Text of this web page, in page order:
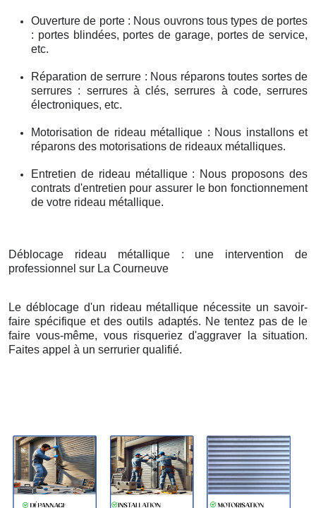
Ouverture de porte : Nous ouvrons tous types de portes
: portes blindées, portes de garage, portes de service,
etc.
Réparation de serrure : Nous réparons toutes sortes de
serrures : serrures à clés, serrures à code, serrures
électroniques, etc.
Motorisation de rideau métallique : Nous installons et
réparons des motorisations de rideaux métalliques.
Entretien de rideau métallique : Nous proposons des
contrats d'entretien pour assurer le bon fonctionnement
de votre rideau métallique.
Déblocage rideau métallique : une intervention de
professionnel sur La Courneuve
Le déblocage d'un rideau métallique nécessite un savoir-
faire spécifique et des outils adaptés. Ne tentez pas de le
faire vous-même, vous risqueriez d'aggraver la situation.
Faites appel à un serrurier qualifié.